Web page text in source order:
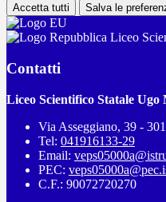
Accetta tutti Salva le
Liceo
Contatti
Liceo Scientifico Statale Ugo
Via Asseggiano, 39 -
Tel: 041916133-29
Email:
PEC:
C.F.: 90072720270